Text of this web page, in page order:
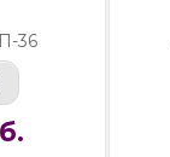
36